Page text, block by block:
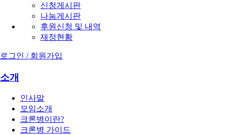
신청게시판
나눔게시판
후원신청 및 내역
재정현황
로그인 / 회원가입
소개
인사말
모임소개
크론병이란?
크론병 가이드